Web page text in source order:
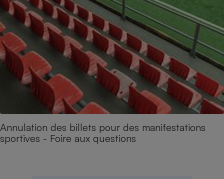
Annulation des billets pour des manifestations
sportives - Foire aux questions